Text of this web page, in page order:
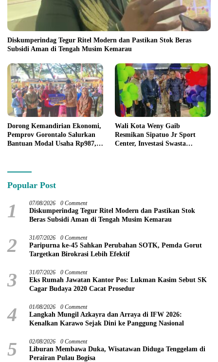
Diskumperindag Tegur Ritel Modern dan Pastikan Stok Beras
Subsidi Aman di Tengah Musim Kemarau
Dorong Kemandirian Ekonomi,
Pemprov Gorontalo Salurkan
Bantuan Modal Usaha Rp987,5
Wali Kota Weny Gaib
Resmikan Sipatuo Jr Sport
Center, Investasi Swasta
Popular Post
1 07/08/2026 0 Comment
Diskumperindag Tegur Ritel Modern dan Pastikan Stok
Beras Subsidi Aman di Tengah Musim Kemarau
2 31/07/2026 0 Comment
Paripurna ke-45 Sahkan Perubahan SOTK, Pemda Gorut
Targetkan Birokrasi Lebih Efektif
3 31/07/2026 0 Comment
Eks Rumah Jawatan Kantor Pos: Lukman Kasim Sebut SK
Cagar Budaya 2020 Cacat Prosedur
4 01/08/2026 0 Comment
Langkah Mungil Azkayra dan Arraya di IFW 2026:
Kenalkan Karawo Sejak Dini ke Panggung Nasional
5 02/08/2026 0 Comment
Liburan Membawa Duka, Wisatawan Diduga Tenggelam di
Perairan Pulau Bogisa